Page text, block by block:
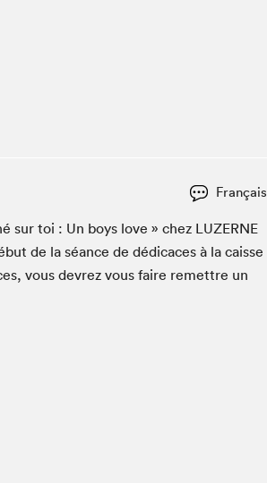
littéraire international Metropolis
cadeau
Français
sur toi : Un boys love » chez LUZERNE
de la séance de dédi­caces à la caisse
vous devrez vous faire remet­tre un